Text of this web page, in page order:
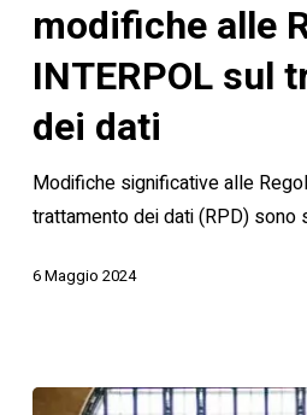
alle
INTERPOL
sul
dei
dati
modifiche alle
INTERPOL sul
dei dati
Modifiche significative alle
trattamento dei dati (RPD) sono
6 Maggio 2024